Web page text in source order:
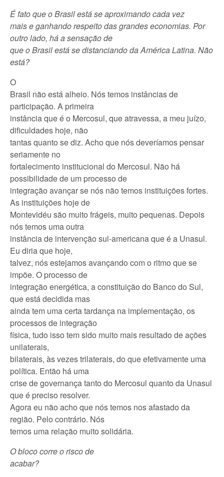
É fato que o Brasil está se aproximando cada vez
mais e ganhando respeito das grandes economias. Por
outro lado, há a sensação de
que o Brasil está se distanciando da América Latina. Não
está?
O
Brasil não está alheio. Nós temos instâncias de
participação. A primeira
instância que é o Mercosul, que atravessa, a meu juízo,
dificuldades hoje, não
tantas quanto se diz. Acho que nós deveríamos pensar
seriamente no
fortalecimento institucional do Mercosul. Não há
possibilidade de um processo de
integração avançar se nós não temos instituições fortes.
As instituições hoje de
Montevidéu são muito frágeis, muito pequenas. Depois
nós temos uma outra
instância de intervenção sul-americana que é a Unasul.
Eu diria que hoje,
talvez, nós estejamos avançando com o ritmo que se
impõe. O processo de
integração energética, a constituição do Banco do Sul,
que está decidida mas
ainda tem uma certa tardança na implementação, os
processos de integração
física, tudo isso tem sido muito mais resultado de ações
unilaterais,
bilaterais, às vezes trilaterais, do que efetivamente uma
política. Então há uma
crise de governança tanto do Mercosul quanto da Unasul
que é preciso resolver.
Agora eu não acho que nós temos nos afastado da
região. Pelo contrário. Nós
temos uma relação muito solidária.
O bloco corre o risco de
acabar?